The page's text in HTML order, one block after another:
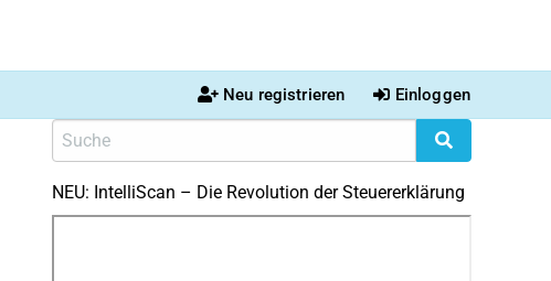
Neu registrieren Einloggen
NEU: IntelliScan – Die Revolution der Steuererklärung